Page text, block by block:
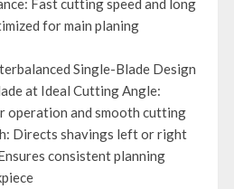
Fast cutting speed and long
for main planing
Single-Blade Design
at Ideal Cutting Angle:
operation and smooth cutting
Directs shavings left or right
consistent planning